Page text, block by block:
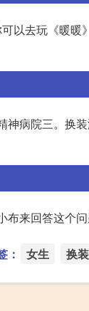
以去玩《暖
病院三。换
来回答这个问
： 女生 换装